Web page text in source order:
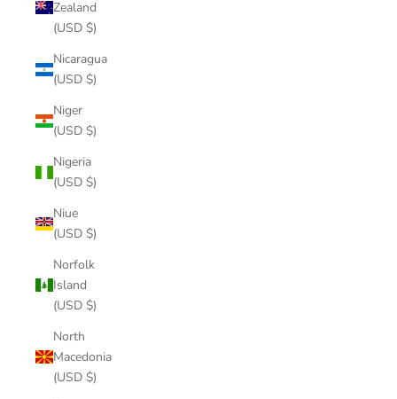
Zealand
(USD $)
Nicaragua
(USD $)
Niger
(USD $)
Nigeria
(USD $)
Niue
(USD $)
Norfolk
Island
(USD $)
North
Macedonia
(USD $)